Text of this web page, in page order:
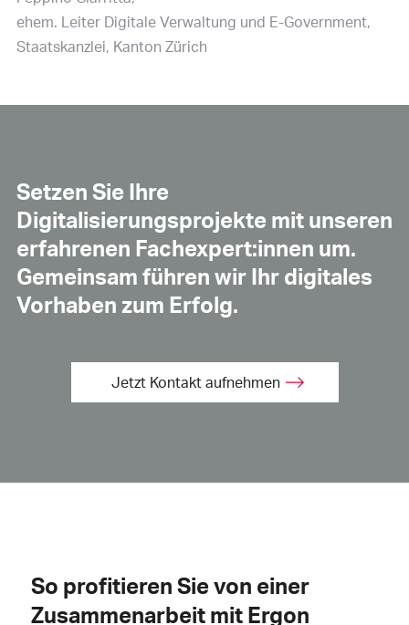
ehem. Leiter Digitale Verwaltung und E-Government,
Staatskanzlei, Kanton Zürich
Setzen Sie Ihre
Digitalisierungsprojekte mit unseren
erfahrenen Fachexpert:innen um.
Gemeinsam führen wir Ihr digitales
Vorhaben zum Erfolg.
Jetzt Kontakt aufnehmen
So profitieren Sie von einer
Zusammenarbeit mit Ergon